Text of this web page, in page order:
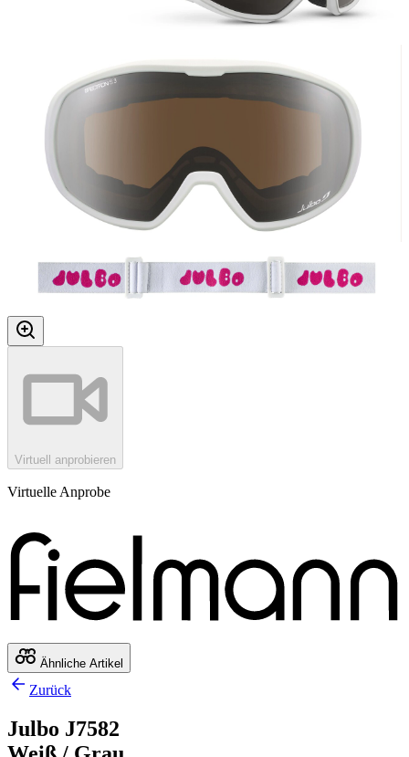
Virtuell anprobieren
Virtuelle Anprobe
Ähnliche Artikel
Zurück
Julbo J7582